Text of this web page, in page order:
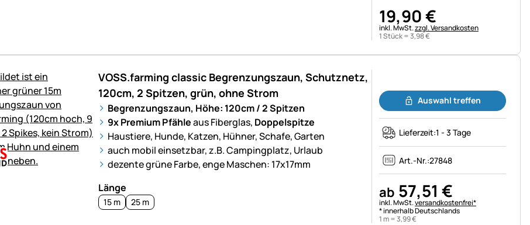
19,90€
Steuerhinweis:
inkl. MwSt.zzgl. Versandkosten
1 Stück =3,98€
VOSS.farming classic Begrenzungszaun, Schutznetz,
120cm, 2 Spitzen, grün, ohne Strom
Begrenzungszaun, Höhe: 120cm / 2 Spitzen
9x Premium Pfähleaus Fiberglas, Doppelspitze
Haustiere, Hunde, Katzen, Hühner, Schafe, Garten
auch mobil einsetzbar, z.B. Campingplatz, Urlaub
dezente grüne Farbe, enge Maschen: 17x17mm
Länge
15 m 25 m
Auswahl treffen
Lieferzeit:1 - 3 Tage
Art.-Nr.:27848
ab 57,51 €
Steuerhinweis:
inkl. MwSt.versandkostenfrei*
* innerhalb Deutschlands
1 m =3,99€